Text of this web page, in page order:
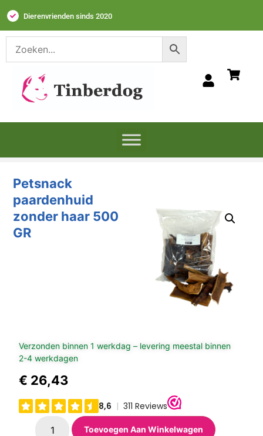
Dierenvrienden sinds 2020
Petsnack
paardenhuid
zonder haar 500
GR
Verzonden binnen 1 werkdag – levering meestal binnen
2-4 werkdagen
€ 26,43
Toevoegen Aan Winkelwagen